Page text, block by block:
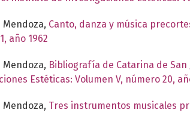
Mendoza, Canto, danza y música
año 1962
Mendoza, Bibliografía de Catarina de San
Estéticas: Volumen V, número 20,
Mendoza, Tres instrumentos musicales